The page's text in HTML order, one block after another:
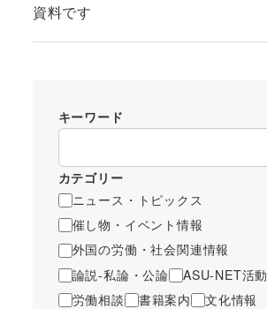
資料です
キーワード
カテゴリー
ニュース・トピックス
催し物・イベント情報
外国の労働・社会関連情報
論説-私論・公論
ASU-NET活
労働相談
書籍案内
文化情報